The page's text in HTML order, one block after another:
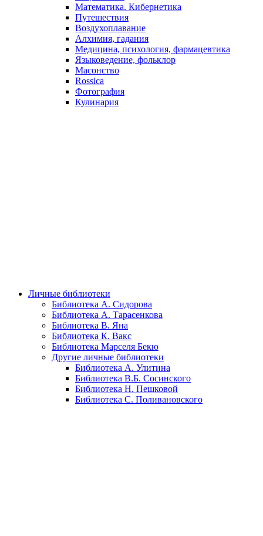
Математика. Кибернетика
Путешествия
Воздухоплавание
Алхимия, гадания
Медицина, психология, фармацевтика
Языковедение, фольклор
Масонство
Rossica
Фотография
Кулинария
Личные библиотеки
Библиотека А. Сидорова
Библиотека А. Тарасенкова
Библиотека В. Яна
Библиотека К. Вакс
Библиотека Марселя Бекю
Другие личные библиотеки
Библиотека А. Улитина
Библиотека В.Б. Сосинского
Библиотека Н. Пешковой
Библиотека С. Поливановского